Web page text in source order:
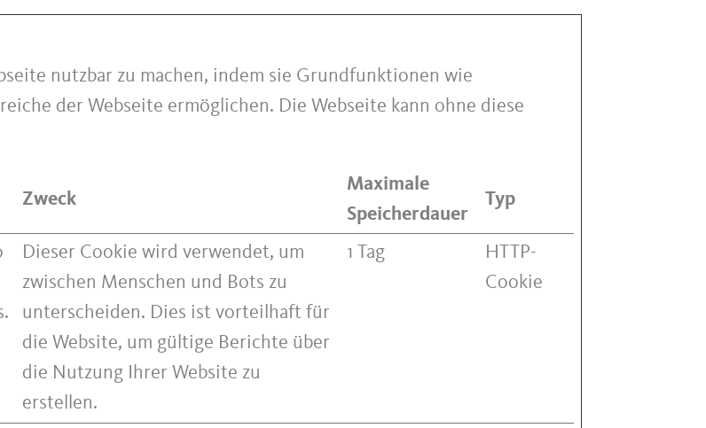
nutzbar zu machen, indem sie Grundfunktionen wie
der Webseite ermöglichen. Die Webseite kann ohne diese
Zweck
Maximale
Speicherdauer
Typ
Dieser Cookie wird verwendet, um
zwischen Menschen und Bots zu
unterscheiden. Dies ist vorteilhaft für
die Website, um gültige Berichte über
die Nutzung Ihrer Website zu
erstellen.
1 Tag
HTTP-
Cookie